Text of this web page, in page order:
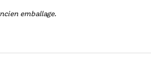
emballage.